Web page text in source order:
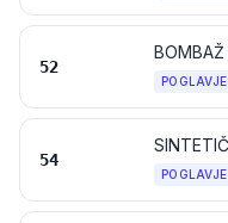
52
BOMBAŽ
POGLAVJE
54
POGLAVJE